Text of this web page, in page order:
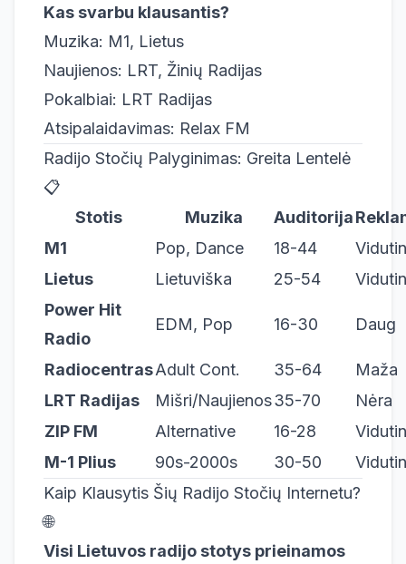
Kas svarbu klausantis?
Muzika: M1, Lietus
Naujienos: LRT, Žinių Radijas
Pokalbiai: LRT Radijas
Atsipalaidavimas: Relax FM
Radijo Stočių Palyginimas: Greita Lentelė
📋
Stotis
Muzika Auditorija
M1
Pop, Dance 18-44
Lietus
Lietuviška 25-54
Power Hit
Radio
EDM, Pop 16-30 Daug
RadiocentrasAdult Cont. 35-64
Maža
LRT Radijas
Mišri/Naujienos35-70
Nėra
ZIP FM
Alternative 16-28
M-1 Plius
90s-2000s 30-50
Kaip Klausytis Šių Radijo Stočių Internetu?
🌐
Visi Lietuvos radijo stotys prieinamos